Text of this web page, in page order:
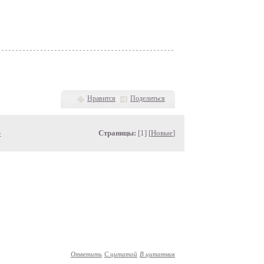
Нравится Поделиться
Страницы: [1] [Новые]
Ответить С цитатой В цитатник